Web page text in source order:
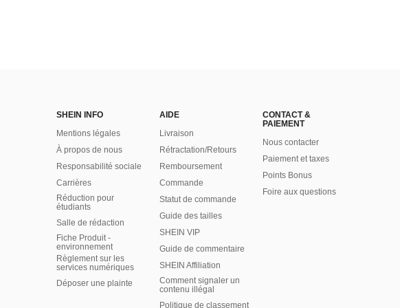
SHEIN INFO
Mentions légales
À propos de nous
Responsabilité sociale
Carrières
Réduction pour
étudiants
Salle de rédaction
Fiche Produit -
environnement
Règlement sur les
services numériques
Déposer une plainte
AIDE
Livraison
Rétractation/Retours
Remboursement
Commande
Statut de commande
Guide des tailles
SHEIN VIP
Guide de commentaire
SHEIN Affiliation
Comment signaler un
contenu illégal
Politique de classement
CONTACT &
PAIEMENT
Nous contacter
Paiement et taxes
Points Bonus
Foire aux questions